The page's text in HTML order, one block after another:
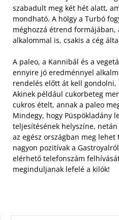
szabadult meg két hét alatt,
mondható. A hölgy a Turbó
méghozzá étrend formájában,
alkalommal is, csakis a cég
A paleo, a Kannibál és a
ennyire jó eredménnyel
rendelés előtt át kell gondolni,
Akinek például cukorbeteg
cukros ételt, annak a paleo
Mindegy, hogy Püspökladány
teljesítésének helyszíne,
az egész országban meg
nagyon pozitívak a
elérhető telefonszám
meginduljanak lefelé a kilók!